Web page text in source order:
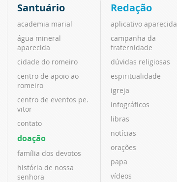
Santuário
academia marial
água mineral
aparecida
cidade do romeiro
centro de apoio ao
romeiro
centro de eventos pe.
vitor
contato
doação
família dos devotos
história de nossa
senhora
Redação
aplicativo aparecida
campanha da
fraternidade
dúvidas religiosas
espiritualidade
igreja
infográficos
libras
notícias
orações
papa
vídeos